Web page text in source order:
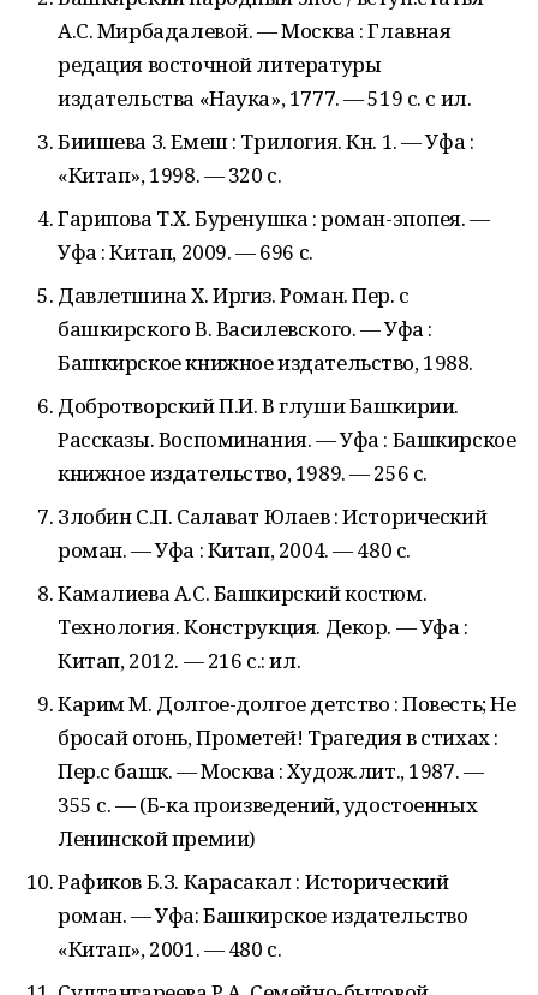
А.С. Мирбадалевой. — Москва : Главная
редация восточной литературы
издательства «Наука», 1777. — 519 с. с ил.
Биишева З. Емеш : Трилогия. Кн. 1. — Уфа :
«Китап», 1998. — 320 с.
Гарипова Т.Х. Буренушка : роман-эпопея. —
Уфа : Китап, 2009. — 696 с.
Давлетшина Х. Иргиз. Роман. Пер. с
башкирского В. Василевского. — Уфа :
Башкирское книжное издательство, 1988.
Добротворский П.И. В глуши Башкирии.
Рассказы. Воспоминания. — Уфа : Башкирское
книжное издательство, 1989. — 256 с.
Злобин С.П. Салават Юлаев : Исторический
роман. — Уфа : Китап, 2004. — 480 с.
Камалиева А.С. Башкирский костюм.
Технология. Конструкция. Декор. — Уфа :
Китап, 2012. — 216 с.: ил.
Карим М. Долгое-долгое детство : Повесть; Не
бросай огонь, Прометей! Трагедия в стихах :
Пер.с башк. — Москва : Худож.лит., 1987. —
355 с. — (Б-ка произведений, удостоенных
Ленинской премии)
Рафиков Б.З. Карасакал : Исторический
роман. — Уфа: Башкирское издательство
«Китап», 2001. — 480 с.